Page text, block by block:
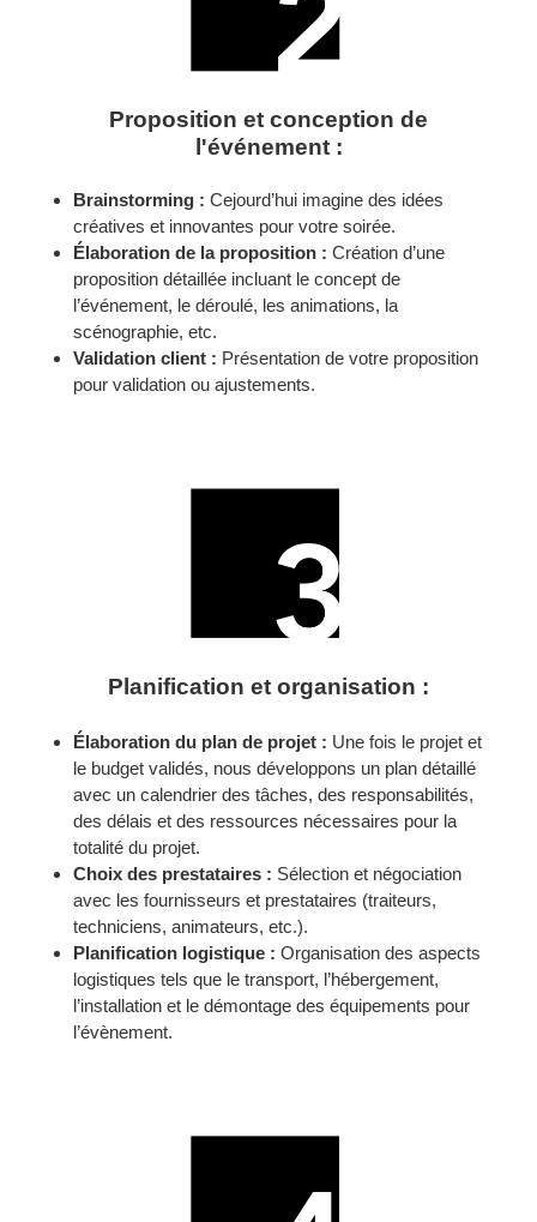
Proposition et conception de
l'événement :
Brainstorming : Cejourd’hui imagine des idées
créatives et innovantes pour votre soirée.
Élaboration de la proposition : Création d’une
proposition détaillée incluant le concept de
l’événement, le déroulé, les animations, la
scénographie, etc.
Validation client : Présentation de votre proposition
pour validation ou ajustements.
Planification et organisation :
Élaboration du plan de projet : Une fois le projet et
le budget validés, nous développons un plan détaillé
avec un calendrier des tâches, des responsabilités,
des délais et des ressources nécessaires pour la
totalité du projet.
Choix des prestataires : Sélection et négociation
avec les fournisseurs et prestataires (traiteurs,
techniciens, animateurs, etc.).
Planification logistique : Organisation des aspects
logistiques tels que le transport, l’hébergement,
l’installation et le démontage des équipements pour
l’évènement.